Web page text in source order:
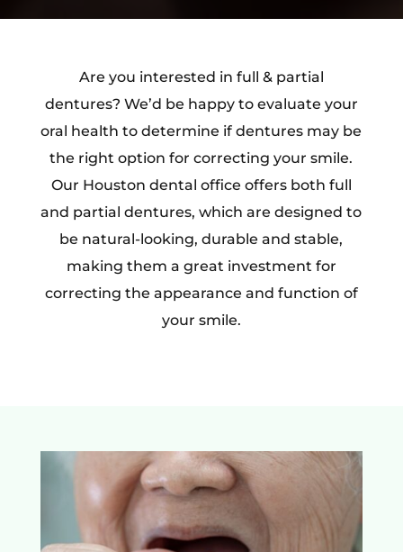
Are you interested in full & partial
dentures? We’d be happy to evaluate your
oral health to determine if dentures may be
the right option for correcting your smile.
Our Houston dental office offers both full
and partial dentures, which are designed to
be natural-looking, durable and stable,
making them a great investment for
correcting the appearance and function of
your smile.